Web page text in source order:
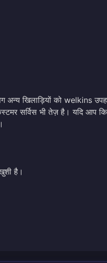
अन्य खिलाड़ियों को welkins
सर्विस भी तेज़ है। यदि आप
है।